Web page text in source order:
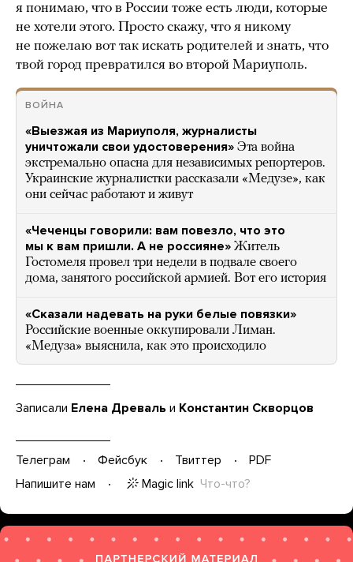
я понимаю, что в России тоже есть люди, которые
не хотели этого. Просто скажу, что я никому
не пожелаю вот так искать родителей и знать, что
твой город превратился во второй Мариуполь.
ВОЙНА
«Выезжая из Мариуполя, журналисты
уничтожали свои удостоверения» Эта война
экстремально опасна для независимых репортеров.
Украинские журналистки рассказали «Медузе», как
они сейчас работают и живут
«Чеченцы говорили: вам повезло, что это
мы к вам пришли. А не россияне» Житель
Гостомеля провел три недели в подвале своего
дома, занятого российской армией. Вот его история
«Сказали надевать на руки белые повязки»
Российские военные оккупировали Лиман.
«Медуза» выяснила, как это происходило
Записали Елена Древаль и Константин Скворцов
Телеграм Фейсбук Твиттер
PDF
Напишите нам
Magic link Что-что?